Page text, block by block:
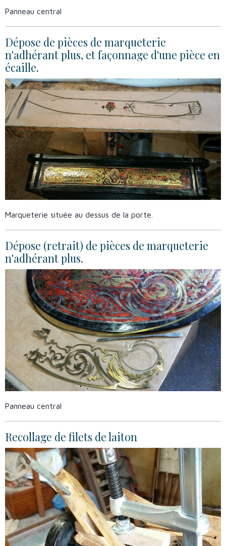
Panneau central
Dépose de pièces de marqueterie
n'adhérant plus, et façonnage d'une pièce en
écaille.
Marqueterie située au dessus de la porte.
Dépose (retrait) de pièces de marqueterie
n'adhérant plus.
Panneau central
Recollage de filets de laiton